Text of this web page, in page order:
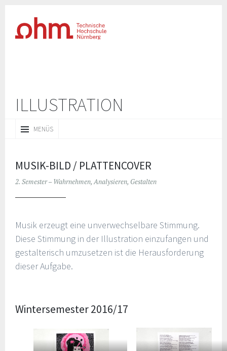
ILLUSTRATION
MENÜS
INHALT
MUSIK-BILD / PLATTENCOVER
2. Semester – Wahrnehmen, Analysieren, Gestalten
Musik erzeugt eine unverwechselbare Stimmung.
Diese Stimmung in der Illustration einzufangen und
gestalterisch umzusetzen ist die Herausforderung
dieser Aufgabe.
Wintersemester 2016/17